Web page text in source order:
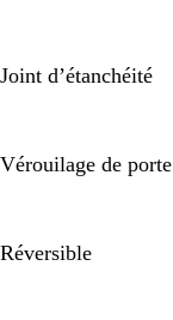
Joint d’étanchéité
Vérouilage de porte
Réversible